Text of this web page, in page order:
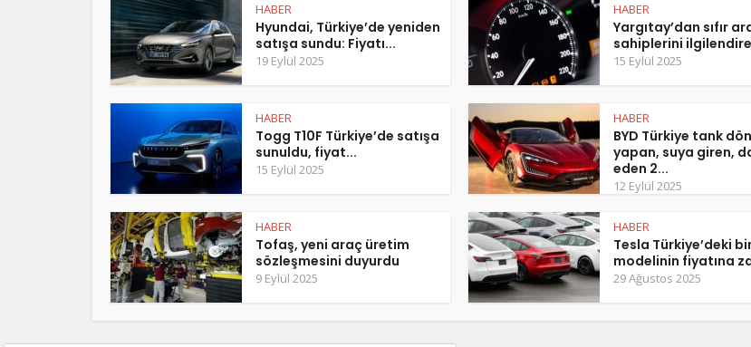
HABER
Hyundai, Türkiye’de yeniden
satışa sundu: Fiyatı...
19 Eylül 2025
HABER
Yargıtay’dan sıfır
sahiplerini
15 Eylül 2025
HABER
Togg T10F Türkiye’de satışa
sunuldu, fiyat...
15 Eylül 2025
HABER
BYD Türkiye tank
yapan, suya giren,
eden 2...
12 Eylül 2025
HABER
Tofaş, yeni araç üretim
sözleşmesini duyurdu
9 Eylül 2025
HABER
Tesla Türkiye’deki
modelinin fiyatına
29 Ağustos 2025